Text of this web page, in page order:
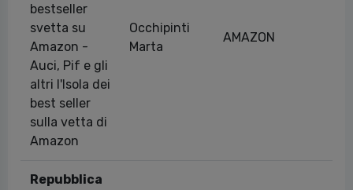
bestseller
svetta su
Amazon -
Auci, Pif e gli
altri l'Isola dei
best seller
sulla vetta di
Amazon
Occhipinti
Marta
AMAZON
Repubblica